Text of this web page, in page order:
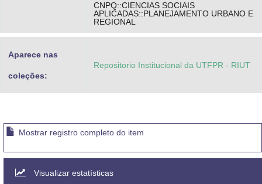
CNPQ::CIENCIAS SOCIAIS
APLICADAS::PLANEJAMENTO URBANO E
REGIONAL
Aparece nas
coleções:
Repositorio Institucional da UTFPR - RIUT
Mostrar registro completo do item
Visualizar estatísticas